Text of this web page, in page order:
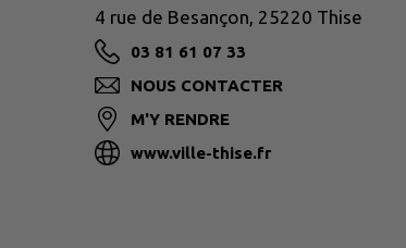
4 rue de Besançon, 25220 Thise
03 81 61 07 33
NOUS CONTACTER
M'Y RENDRE
www.ville-thise.fr